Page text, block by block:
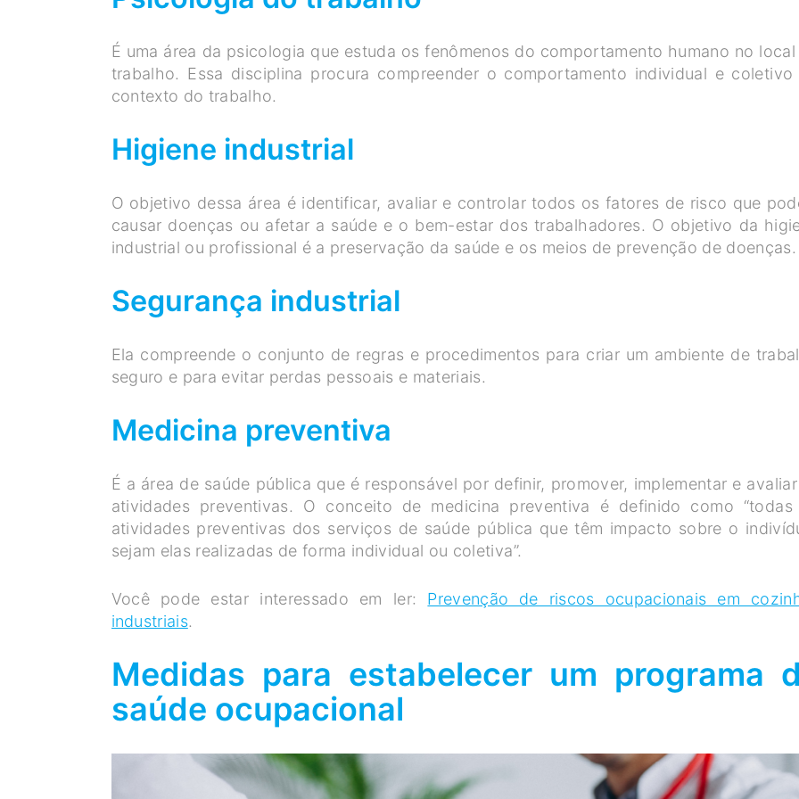
É uma área da psicologia que estuda os fenômenos do comportamento humano no local
trabalho. Essa disciplina procura compreender o comportamento individual e coletivo
contexto do trabalho.
Higiene industrial
O objetivo dessa área é identificar, avaliar e controlar todos os fatores de risco que
causar doenças ou afetar a saúde e o bem-estar dos trabalhadores. O objetivo da
industrial ou profissional é a preservação da saúde e os meios de prevenção de doenças.
Segurança industrial
Ela compreende o conjunto de regras e procedimentos para criar um ambiente de
seguro e para evitar perdas pessoais e materiais.
Medicina preventiva
É a área de saúde pública que é responsável por definir, promover, implementar e
atividades preventivas. O conceito de medicina preventiva é definido como “todas
atividades preventivas dos serviços de saúde pública que têm impacto sobre o
sejam elas realizadas de forma individual ou coletiva”.
Você pode estar interessado em ler: Prevenção de riscos ocupacionais em
industriais.
Medidas para estabelecer um programa
saúde ocupacional